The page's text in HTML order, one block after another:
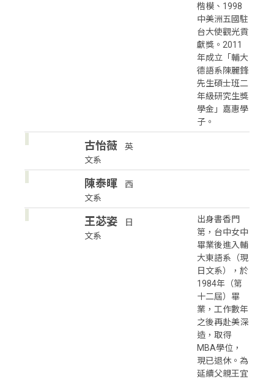
楷模、1998
中美洲五國駐
台大使觀光貢
獻獎。2011
年成立「輔大
德語系陳麗鋒
先生碩士班二
年級研究生獎
學金」嘉惠學
子。
古怡薇
英
文系
陳泰暉
西
文系
王苾姿
日
文系
出身書香門
第，台中女中
畢業後進入輔
大東語系（現
日文系），於
1984年（第
十二屆）畢
業，工作數年
之後再赴美深
造，取得
MBA學位，
現已退休。為
延續父親王宜